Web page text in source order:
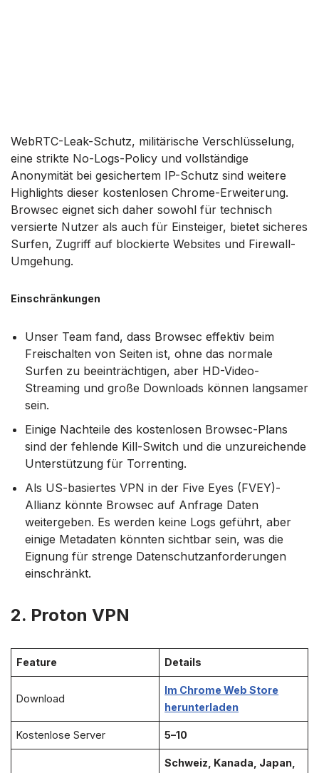
WebRTC-Leak-Schutz, militärische Verschlüsselung,
eine strikte No-Logs-Policy und vollständige
Anonymität bei gesichertem IP-Schutz sind weitere
Highlights dieser kostenlosen Chrome-Erweiterung.
Browsec eignet sich daher sowohl für technisch
versierte Nutzer als auch für Einsteiger, bietet sicheres
Surfen, Zugriff auf blockierte Websites und Firewall-
Umgehung.
Einschränkungen
Unser Team fand, dass Browsec effektiv beim
Freischalten von Seiten ist, ohne das normale
Surfen zu beeinträchtigen, aber HD-Video-
Streaming und große Downloads können langsamer
sein.
Einige Nachteile des kostenlosen Browsec-Plans
sind der fehlende Kill-Switch und die unzureichende
Unterstützung für Torrenting.
Als US-basiertes VPN in der Five Eyes (FVEY)-
Allianz könnte Browsec auf Anfrage Daten
weitergeben. Es werden keine Logs geführt, aber
einige Metadaten könnten sichtbar sein, was die
Eignung für strenge Datenschutzanforderungen
einschränkt.
2. Proton VPN
Feature Details
Download
Im Chrome Web Store
herunterladen
Kostenlose Server 5–10
Schweiz, Kanada, Japan,